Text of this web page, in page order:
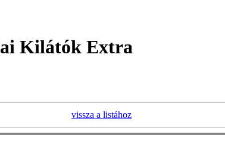
Kilátók Extra
vissza a listához